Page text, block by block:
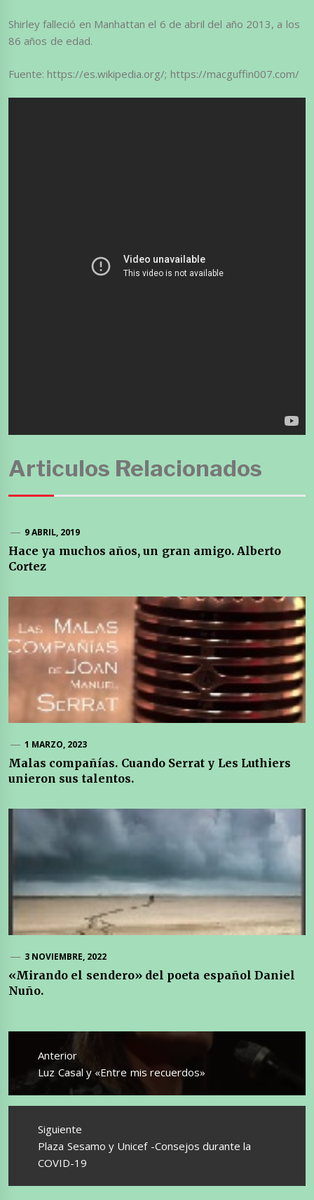
​Shirley falleció en Manhattan el 6 de abril del año 2013, a los
86 años de edad.
Fuente: https://es.wikipedia.org/; https://macguffin007.com/
Articulos Relacionados
9 ABRIL, 2019
Hace ya muchos años, un gran amigo. Alberto
Cortez
1 MARZO, 2023
Malas compañías. Cuando Serrat y Les Luthiers
unieron sus talentos.
3 NOVIEMBRE, 2022
«Mirando el sendero» del poeta español Daniel
Nuño.
Navegación
entradas
Anterior
Entrada
anterior:
Luz Casal y «Entre mis recuerdos»
Siguiente
Entrada
siguiente:
Plaza Sesamo y Unicef -Consejos durante la
COVID-19